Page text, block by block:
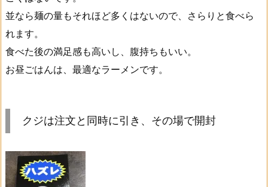
並なら麺の量もそれほど多くはないので、さらりと食べら
れます。
食べた後の満足感も高いし、腹持ちもいい。
お昼ごはんは、最適なラーメンです。
クジは注文と同時に引き、その場で開封